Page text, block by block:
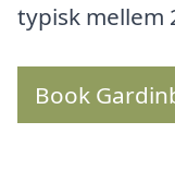
typisk mellem
Book